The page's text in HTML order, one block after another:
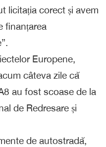
licitația corect și avem
finanțarea
Europene,
câteva zile că
au fost scoase de la
de Redresare și
de autostradă,